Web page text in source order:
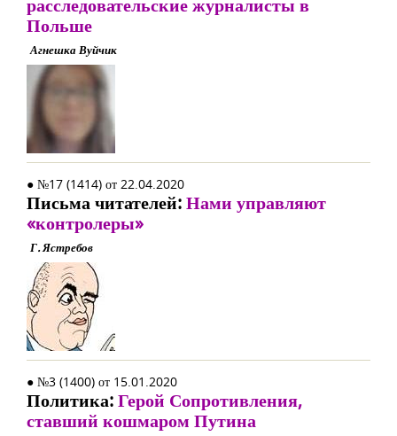
расследовательские журналисты в
Польше
Агнешка Вуйчик
● №17 (1414) от 22.04.2020
Письма читателей:Нами управляют
«контролеры»
Г. Ястребов
● №3 (1400) от 15.01.2020
Политика:Герой Сопротивления,
ставший кошмаром Путина